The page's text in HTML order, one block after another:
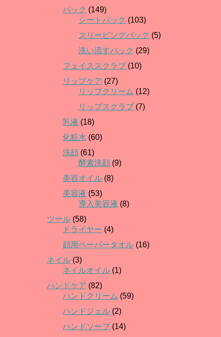
パック (149)
シートパック (103)
スリーピングパック (5)
洗い流すパック (29)
フェイススクラブ (10)
リップケア (27)
リップクリーム (12)
リップスクラブ (7)
乳液 (18)
化粧水 (60)
洗顔 (61)
酵素洗顔 (9)
美容オイル (8)
美容液 (53)
導入美容液 (8)
ツール (58)
ドライヤー (4)
顔用ペーパータオル (16)
ネイル (3)
ネイルオイル (1)
ハンドケア (82)
ハンドクリーム (59)
ハンドジェル (2)
ハンドソープ(14)